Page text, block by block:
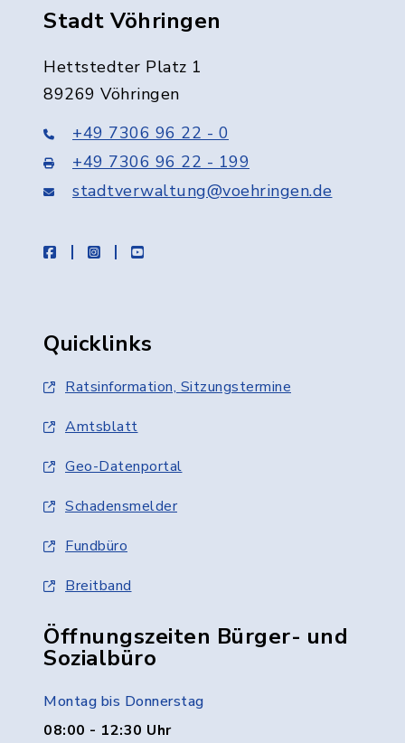
Stadt Vöhringen
Hettstedter Platz 1
89269 Vöhringen
+49 7306 96 22 - 0
+49 7306 96 22 - 199
stadtverwaltung@voehringen.de
facebookinstagramyoutube
Quicklinks
Ratsinformation, Sitzungstermine
Amtsblatt
Geo-Datenportal
Schadensmelder
Fundbüro
Breitband
Öffnungszeiten Bürger- und
Sozialbüro
Montag bis Donnerstag
08:00 - 12:30 Uhr